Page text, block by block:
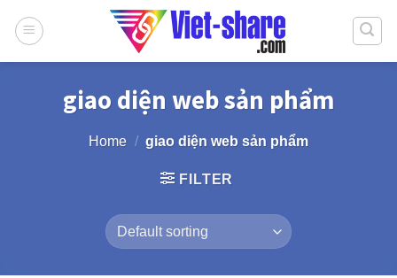
content
giao diện web sản phẩm
Home / giao diện web sản phẩm
FILTER